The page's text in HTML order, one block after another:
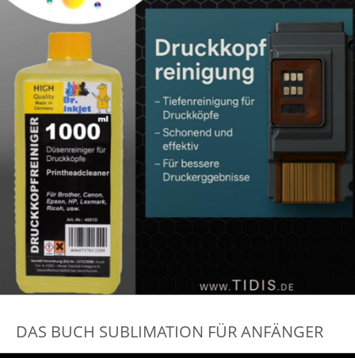
DAS BUCH SUBLIMATION FÜR ANFÄNGER